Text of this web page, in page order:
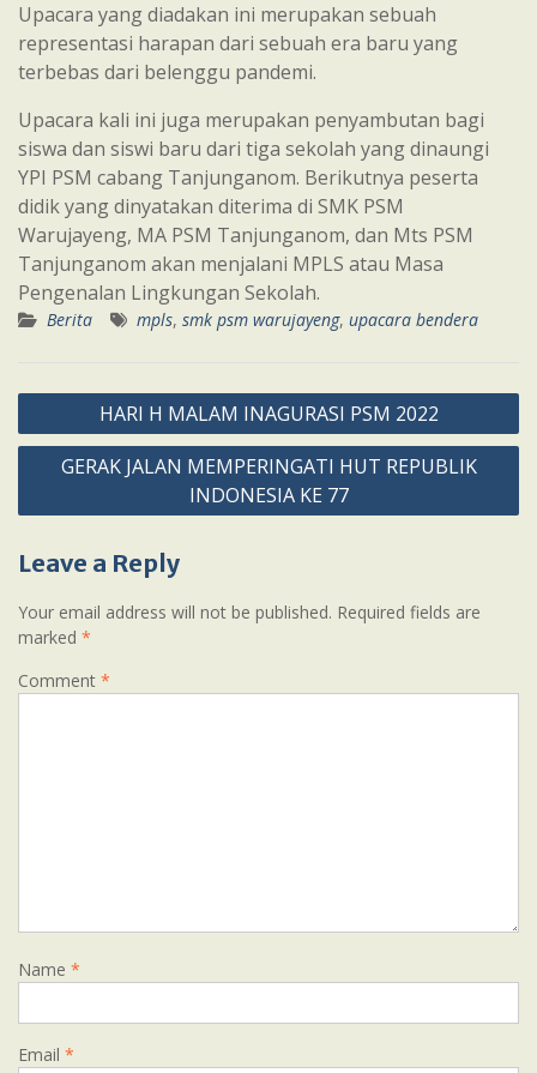
Upacara yang diadakan ini merupakan sebuah
representasi harapan dari sebuah era baru yang
terbebas dari belenggu pandemi.
Upacara kali ini juga merupakan penyambutan bagi
siswa dan siswi baru dari tiga sekolah yang dinaungi
YPI PSM cabang Tanjunganom. Berikutnya peserta
didik yang dinyatakan diterima di SMK PSM
Warujayeng, MA PSM Tanjunganom, dan Mts PSM
Tanjunganom akan menjalani MPLS atau Masa
Pengenalan Lingkungan Sekolah.
Berita mpls, smk psm warujayeng, upacara bendera
Post
navigation
HARI H MALAM INAGURASI PSM 2022
GERAK JALAN MEMPERINGATI HUT REPUBLIK
INDONESIA KE 77
Leave a Reply
Your email address will not be published. Required fields are
marked *
Comment *
Name *
Email *